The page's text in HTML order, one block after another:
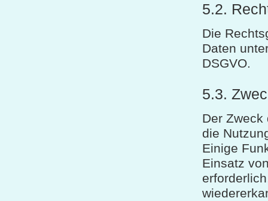
5.2.
Die
Daten
DSGVO.
5.3.
Der Zweck
die
Einige
Einsatz